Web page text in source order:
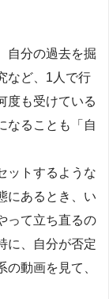
自分の過去を掘
など、1人で行
度も受けている
なることも「自
ットするような
にあるとき、い
って立ち直るの
に、自分が否定
動画を見て、